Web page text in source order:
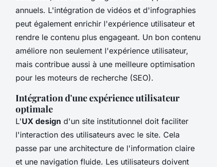
annuels. L'intégration de vidéos et d'infographies
peut également enrichir l'expérience utilisateur et
rendre le contenu plus engageant. Un bon contenu
améliore non seulement l'expérience utilisateur,
mais contribue aussi à une meilleure optimisation
pour les moteurs de recherche (SEO).
Intégration d'une expérience utilisateur
optimale
L'UX design d'un site institutionnel doit faciliter
l'interaction des utilisateurs avec le site. Cela
passe par une architecture de l'information claire
et une navigation fluide. Les utilisateurs doivent